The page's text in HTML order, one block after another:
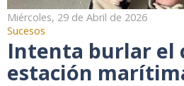
Miércoles, 29 de Abril de 2026
Sucesos
Intenta burlar el
estación